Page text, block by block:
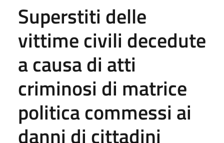
Superstiti delle
vittime civili decedute
a causa di atti
criminosi di matrice
politica commessi ai
danni di cittadini